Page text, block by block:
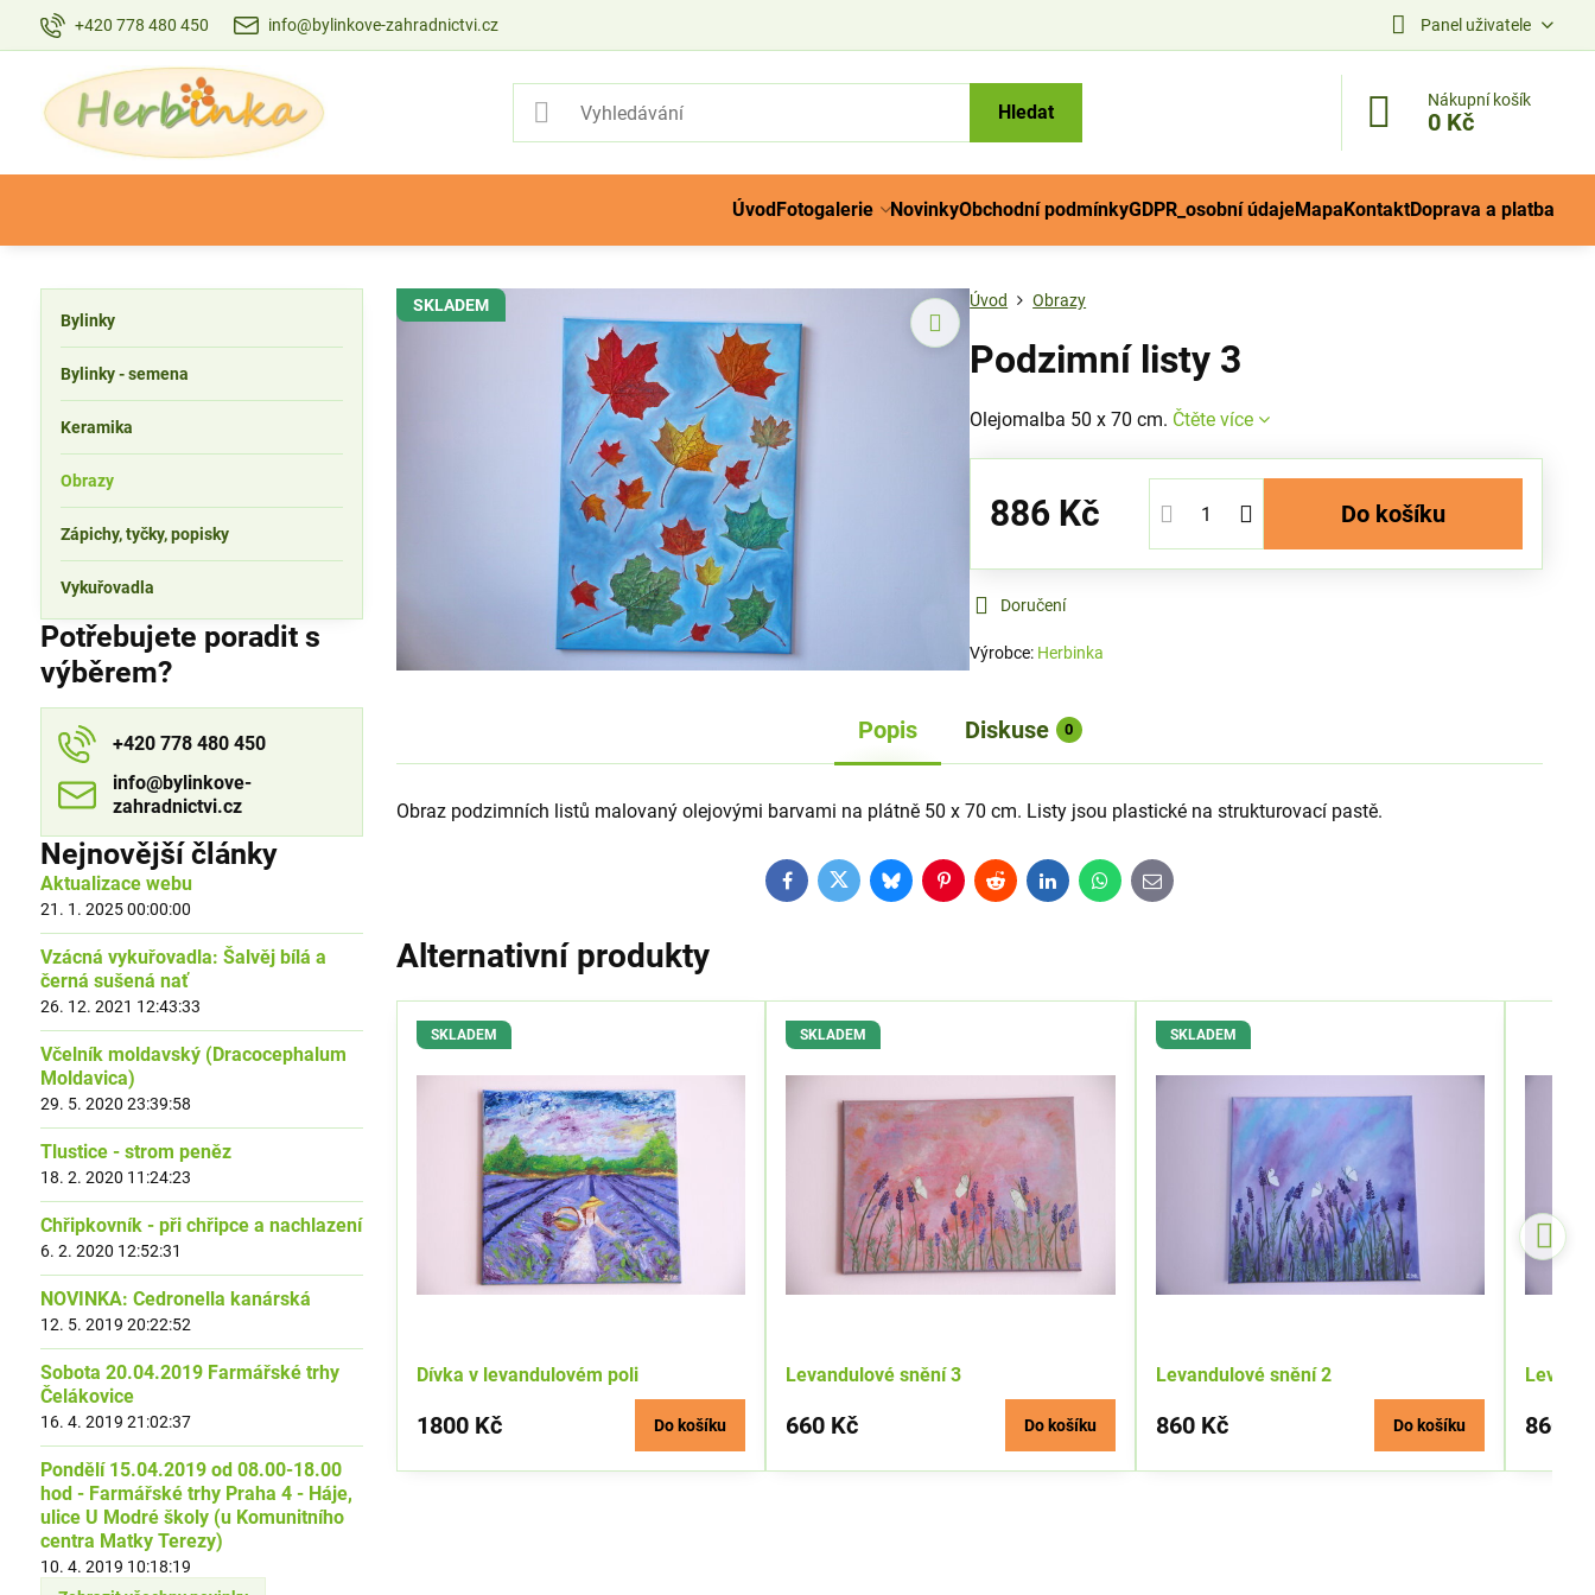
+420 778 480 450 info@bylinkove-zahradnictvi.cz Panel uživatele
Hledat
Nákupní košík
0 Kč
ÚvodFotogalerie NovinkyObchodní podmínkyGDPR_osobní údajeMapaKontaktDoprava a platba
SKLADEM Úvod Obrazy
Podzimní listy 3
Olejomalba 50 x 70 cm. Čtěte více
886 Kč Do košíku
Doručení
Výrobce: Herbinka
Popis Diskuse 0
Obraz podzimních listů malovaný olejovými barvami na plátně 50 x 70 cm. Listy jsou plastické na strukturovací pastě.
FacebookTwitterBlueskyPinterestRedditLinkedInWhatsApp
E-
mail
Alternativní produkty
SKLADEM
Dívka v levandulovém poli
1800 Kč Do košíku
SKLADEM
Levandulové snění 3
660 Kč Do košíku
SKLADEM
Levandulové snění 2
860 Kč Do košíku 860
Bylinky
Bylinky - semena
Keramika
Obrazy
Zápichy, tyčky, popisky
Vykuřovadla
Potřebujete poradit s
výběrem?
+420 778 480 450
info​​@bylinkove-
zahradnictvi​​.cz
Nejnovější články
Aktualizace webu
21. 1. 2025 00:00:00
Vzácná vykuřovadla: Šalvěj bílá a
černá sušená nať
26. 12. 2021 12:43:33
Včelník moldavský (Dracocephalum
Moldavica)
29. 5. 2020 23:39:58
Tlustice - strom peněz
18. 2. 2020 11:24:23
Chřipkovník - při chřipce a nachlazení
6. 2. 2020 12:52:31
NOVINKA: Cedronella kanárská
12. 5. 2019 20:22:52
Sobota 20.04.2019 Farmářské trhy
Čelákovice
16. 4. 2019 21:02:37
Pondělí 15.04.2019 od 08.00-18.00
hod - Farmářské trhy Praha 4 - Háje,
ulice U Modré školy (u Komunitního
centra Matky Terezy)
10. 4. 2019 10:18:19